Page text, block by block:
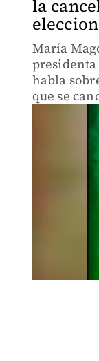
la
María
presidenta
habla
que se